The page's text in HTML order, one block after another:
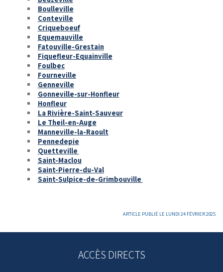
Boulleville
Conteville
Criqueboeuf
Equemauville
Fatouville-Grestain
Fiquefleur-Equainville
Foulbec
Fourneville
Genneville
Gonneville-sur-Honfleur
Honfleur
La Rivière-Saint-Sauveur
Le Theil-en-Auge
Manneville-la-Raoult
Pennedepie
Quetteville
Saint-Maclou
Saint-Pierre-du-Val
Saint-Sulpice-de-Grimbouville
ARTICLE PUBLIÉ LE LUNDI 24 FÉVRIER 2025
ACCÈS DIRECTS